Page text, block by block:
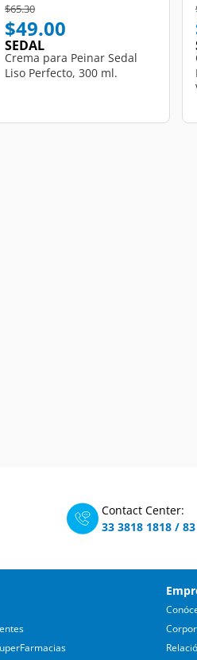
Price reduced from
$65.30to
$49.00
SEDAL
Crema para Peinar Sedal
Liso Perfecto, 300 ml.
Contact Center:
33 3818 1818 /